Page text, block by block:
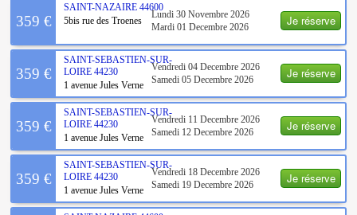
Je réserve
359 €
SAINT-NAZAIRE 44600
5bis rue des Troenes
Lundi 30 Novembre 2026
Mardi 01 Decembre 2026
Je réserve
359 €
SAINT-SEBASTIEN-SUR-
LOIRE 44230
1 avenue Jules Verne
Vendredi 04 Decembre 2026
Samedi 05 Decembre 2026
Je réserve
359 €
SAINT-SEBASTIEN-SUR-
LOIRE 44230
1 avenue Jules Verne
Vendredi 11 Decembre 2026
Samedi 12 Decembre 2026
Je réserve
359 €
SAINT-SEBASTIEN-SUR-
LOIRE 44230
1 avenue Jules Verne
Vendredi 18 Decembre 2026
Samedi 19 Decembre 2026